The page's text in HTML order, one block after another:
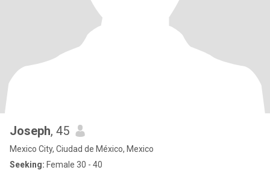
Joseph, 45
Mexico City, Ciudad de México, Mexico
Seeking: Female 30 - 40